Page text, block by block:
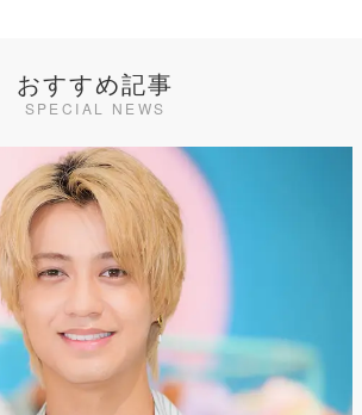
おすすめ記事
SPECIAL NEWS